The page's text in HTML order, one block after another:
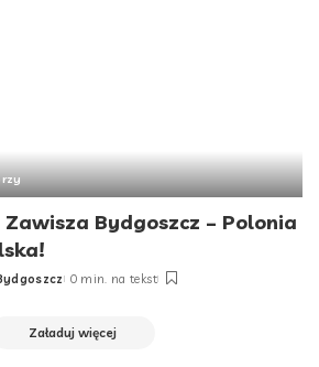
Bydgoszcz – Polonia
0 min. na tekst
Załaduj więcej